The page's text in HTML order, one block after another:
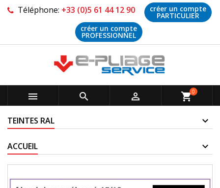
Téléphone: +33 (0)5 61 44 12 90 créer un compte
PARTICULIER
créer un compte
PROFESSIONNEL
   shopping_cart0
TEINTES RAL
ACCUEIL